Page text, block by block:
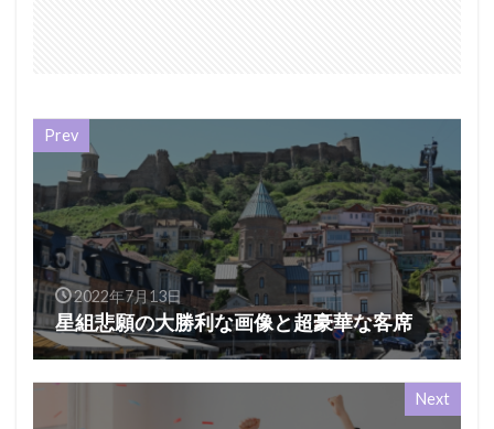
Prev
2022年7月13日
星組悲願の大勝利な画像と超豪華な客席
Next